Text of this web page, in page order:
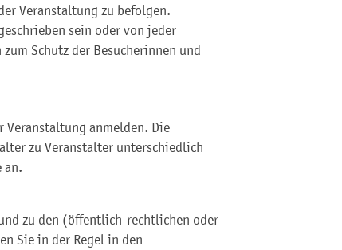
Veranstaltung zu befolgen.
sein oder von jeder
Schutz der Besucherinnen und
Veranstaltung anmelden. Die
zu Veranstalter unterschiedlich
an.
zu den (öffentlich-rechtlichen oder
Sie in der Regel in den